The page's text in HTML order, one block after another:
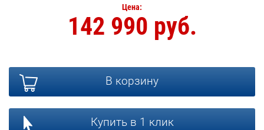
Цена:
142 990 руб.
В корзину
Купить в 1 клик